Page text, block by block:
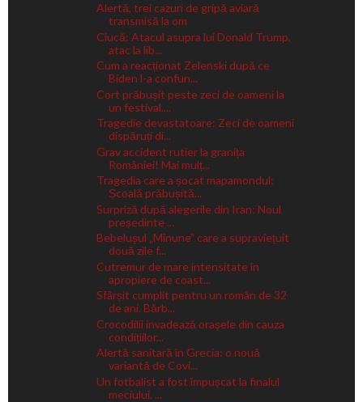
Alertă, trei cazuri de gripă aviară
transmisă la om
Ciucă: Atacul asupra lui Donald Trump,
atac la lib...
Cum a reacționat Zelenski după ce
Biden l-a confun...
Cort prăbușit peste zeci de oameni la
un festival....
Tragedie devastatoare: Zeci de oameni
dispăruți di...
Grav accident rutier la granița
României! Mai mulț...
Tragedia care a șocat mapamondul:
Școală prăbușită...
Surpriză după alegerile din Iran: Noul
președinte ...
Bebelușul „Minune” care a supraviețuit
două zile f...
Cutremur de mare intensitate în
apropiere de coast...
Sfârșit cumplit pentru un român de 32
de ani. Bărb...
Crocodilii invadează orașele din cauza
condițiilor...
Alertă sanitară în Grecia: o nouă
variantă de Covi...
Un fotbalist a fost împușcat la finalul
meciului. ...